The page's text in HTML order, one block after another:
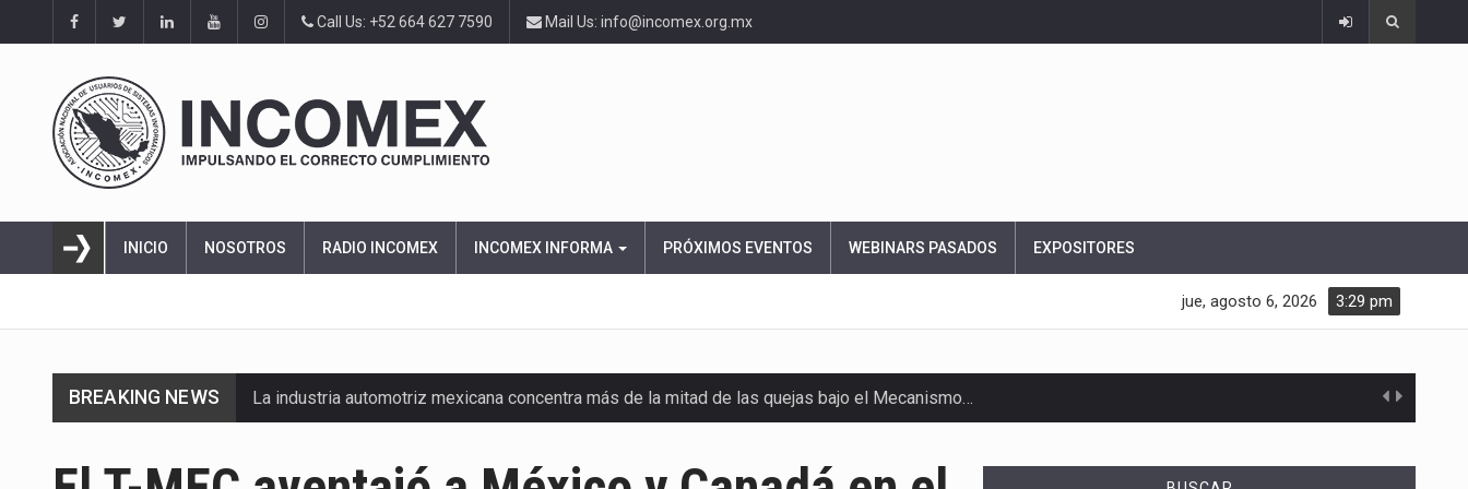
Call Us: +52 664 627 7590 Mail Us: info@incomex.org.mx
INICIO NOSOTROS RADIO INCOMEX INCOMEX INFORMA PRÓXIMOS EVENTOS WEBINARS PASADOS EXPOSITORES
3:29 pm
jue, agosto 6, 2026
BREAKING NEWS La industria automotriz mexicana concentra más de la mitad de las quejas bajo el Mecanismo…